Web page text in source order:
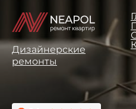
Дизайнерские
ремонты